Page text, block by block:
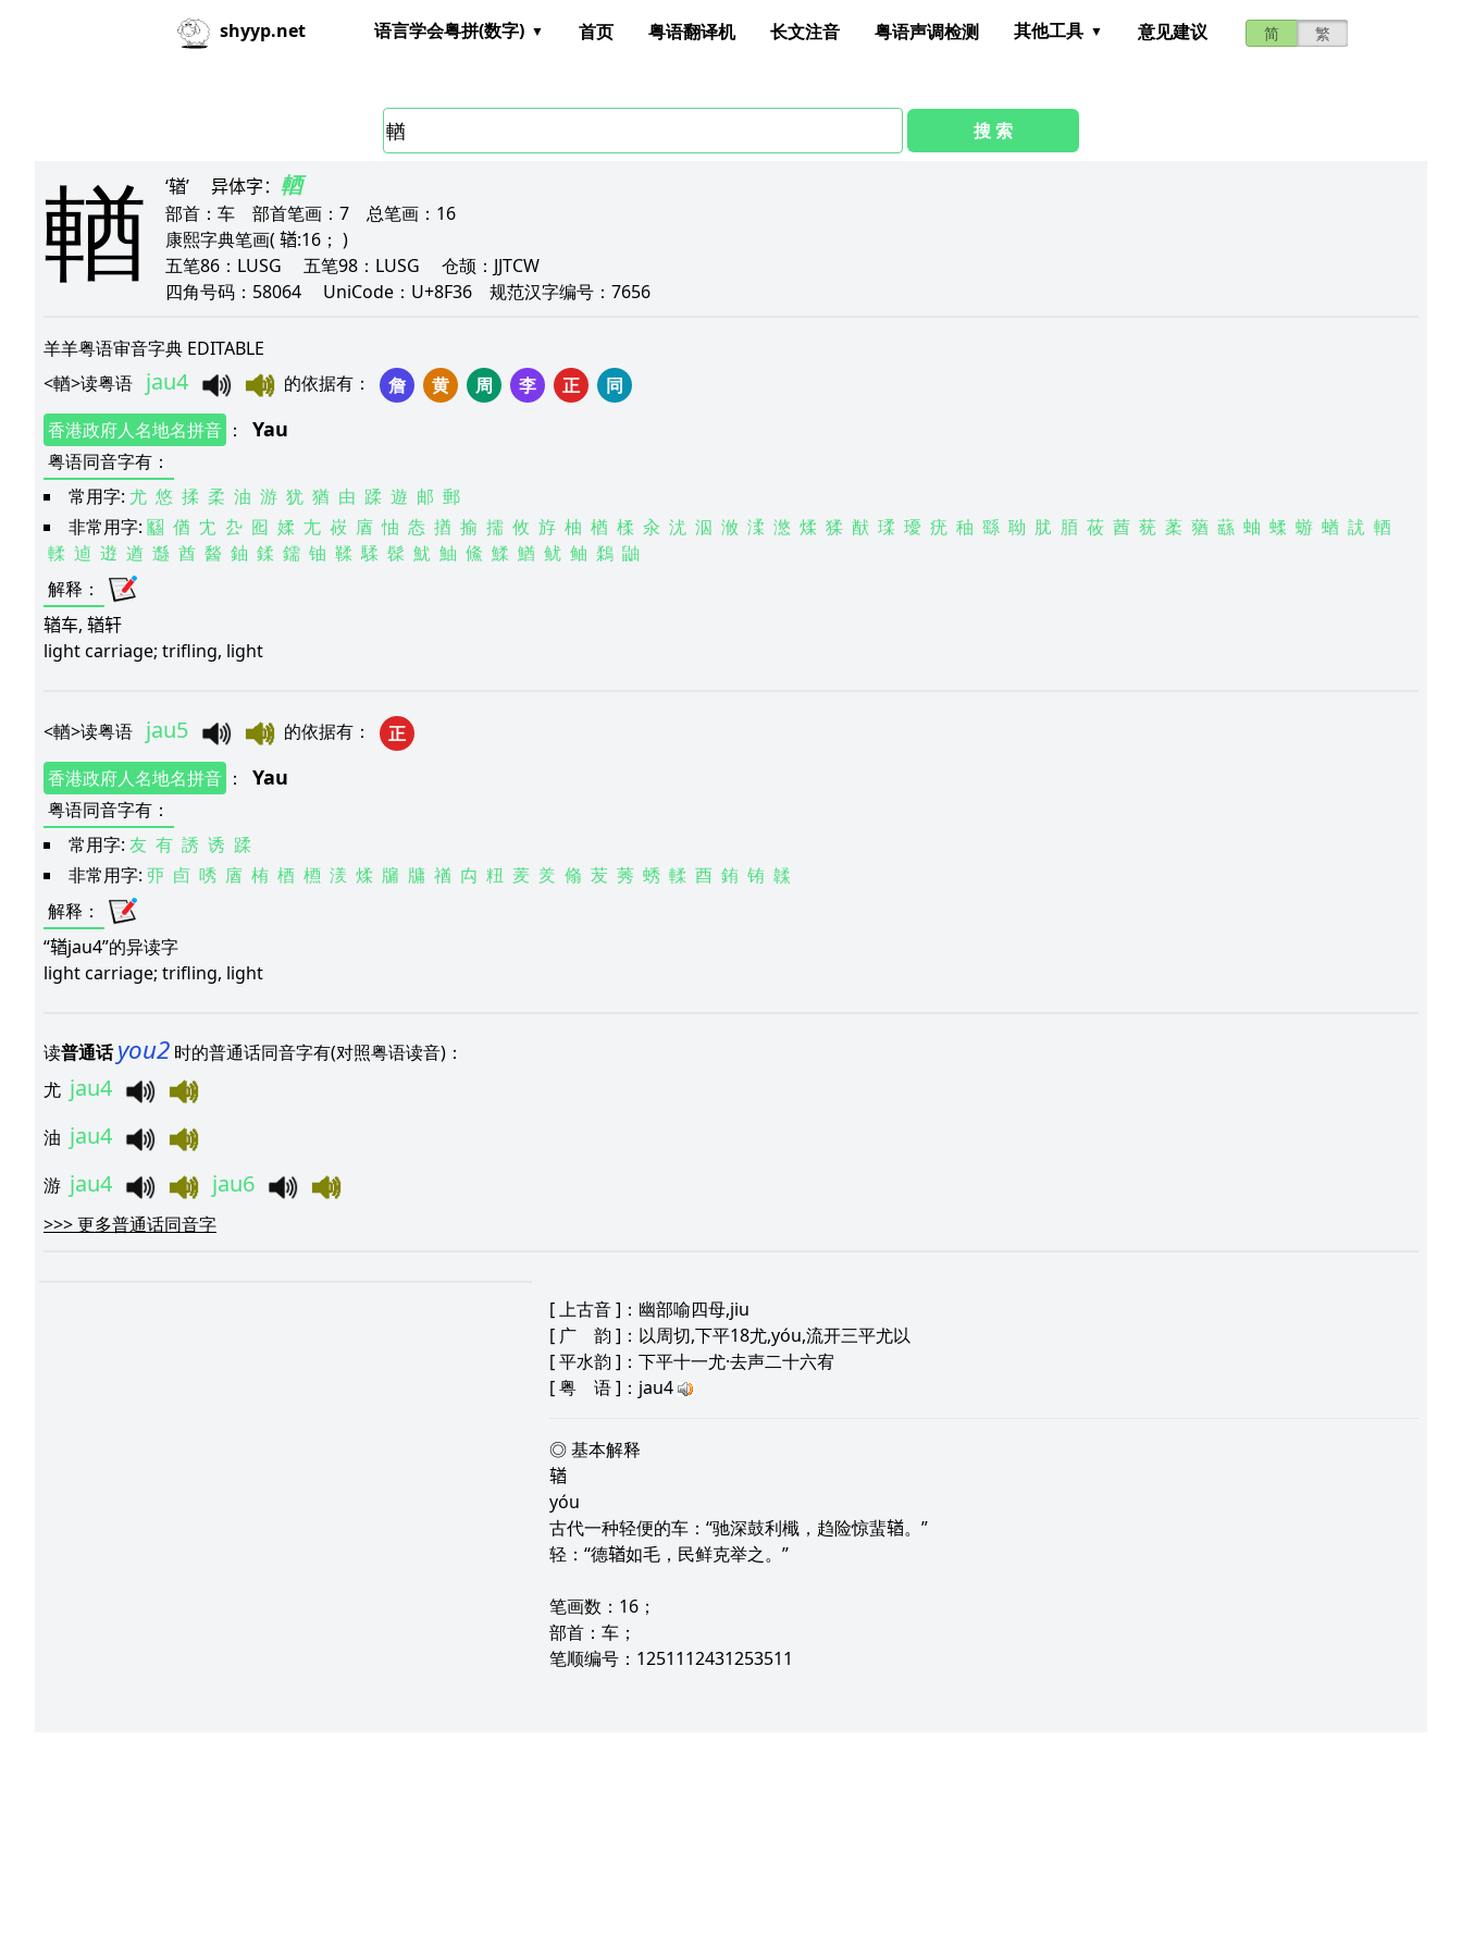
shyyp.net 简 繁
语言学会粤拼(数字) 首页 粤语翻译机 长文注音 粤语声调检测 其他工具 意见建议
搜 索
輶 ‘𬨎’ 异体字： 輏
部首： 车 部首笔画： 7 总笔画： 16
康熙字典笔画( 𬨎:16； )
五笔86： LUSG 五笔98： LUSG 仓颉： JJTCW
四角号码： 58064 UniCode： U+8F36 规范汉字编号： 7656
羊羊粤语审音字典 EDITABLE
<輶>读粤语 jau4 的依据有 ： 詹 黄 周 李 正
同
香港政府人名地名拼音 ： Yau
粤语同音字有 ：
常用字: 尤 悠 揉 柔 油 游 犹 猶 由 蹂 遊 邮 郵
非常用字: 㘥 偤 冘 厹 囮 媃 尢 峳 庮 怞 怣 揂 揄 擩 攸 斿 柚 楢 楺 汆 沋 泅 浟 渘 滺 煣 猱 猷 瑈 瓇 疣 秞 繇 聈 肬 脜 莜 莤 莸 葇 蕕 蘨 蚰 蝚 蝣 蝤 訧 輏
輮 逌 逰 遒 邎 酋 醔 鈾 鍒 鑐 铀 鞣 騥 髹 魷 鮋 鯈 鰇 鰌 鱿 鲉 鶔 鼬
解释 ：
𬨎车, 𬨎轩
light carriage; trifling, light
<輶>读粤语 jau5 的依据有 ：
正
香港政府人名地名拼音 ： Yau
粤语同音字有 ：
常用字: 友 有 誘 诱 蹂
非常用字: 丣 卣 唀 庮 栯 梄 槱 湵 煣 牖 牗 禉 禸 粈 羐 羑 翛 苃 莠 蜏 輮 酉 銪 铕 韖
解释 ：
“𬨎jau4”的异读字
light carriage; trifling, light
读普通话 you2 时的普通话同音字有(对照粤语读音)：
尤 jau4
油 jau4
游 jau4 jau6
>>>更多普通话同音字
[上古音]：幽部喻四母,jiu
[ 广 韵 ]：以周切,下平18尤,yóu,流开三平尤以
[平水韵 ]：下平十一尤·去声二十六宥
[粤 语]：jau4
◎ 基本解释
𬨎
yóu
古代一种轻便的车：“驰深鼓利檝，趋险惊蜚𬨎。”
轻：“德𬨎如毛，民鲜克举之。”
笔画数：16；
部首：车；
笔顺编号：1251112431253511